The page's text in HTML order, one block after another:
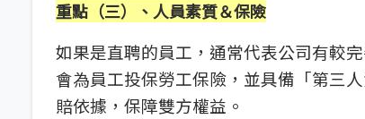
重點（三）、人員素質＆保險
如果是直聘的員工，通常代表公司有較
會為員工投保勞工保險，並具備「第三
賠依據，保障雙方權益。